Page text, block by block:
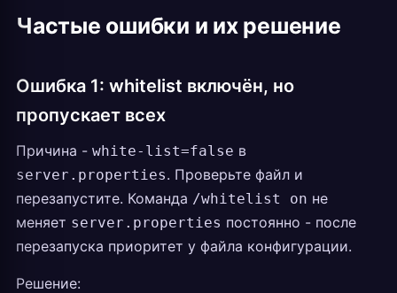
Частые ошибки и их решение
Ошибка 1: whitelist включён, но
пропускает всех
Причина - white-list=false в
server.properties. Проверьте файл и
перезапустите. Команда /whitelist on не
меняет server.properties постоянно - после
перезапуска приоритет у файла конфигурации.
Решение: